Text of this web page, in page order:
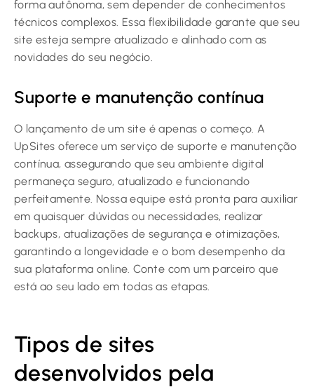
forma autônoma, sem depender de conhecimentos
técnicos complexos. Essa flexibilidade garante que seu
site esteja sempre atualizado e alinhado com as
novidades do seu negócio.
Suporte e manutenção contínua
O lançamento de um site é apenas o começo. A
UpSites oferece um serviço de suporte e manutenção
contínua, assegurando que seu ambiente digital
permaneça seguro, atualizado e funcionando
perfeitamente. Nossa equipe está pronta para auxiliar
em quaisquer dúvidas ou necessidades, realizar
backups, atualizações de segurança e otimizações,
garantindo a longevidade e o bom desempenho da
sua plataforma online. Conte com um parceiro que
está ao seu lado em todas as etapas.
Tipos de sites
desenvolvidos pela